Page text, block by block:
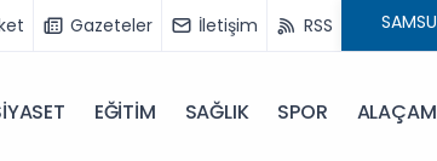
Gazeteler İletişim RSS
EĞİTİM SAĞLIK SPOR ALAÇAM